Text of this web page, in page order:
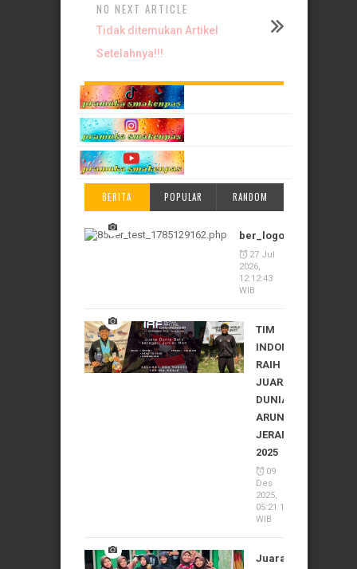
NO NEXT ARTICLE
Tidak ditemukan Artikel
Setelahnya!!!
BERITA POPULAR RANDOM
ber_logo_1785129162
27 Jul
2026,
12:12:43
WIB
TIM
INDONESIA
RAIH
JUARA
DUNIA
ARUNG
JERAM
2025
09
Des
2025,
05:21:10
WIB
Juara